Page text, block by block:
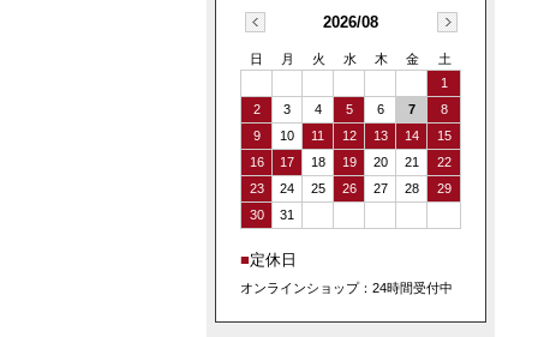
2026/08
日 月 火 水 木 金
土
1
2
3 4 5 6 7
8
9
10 11 12 13 14
15
16
17 18 19 20 21
22
23
24 25 26 27 28
29
30
31
■定休日
オンラインショップ：24時間受付中